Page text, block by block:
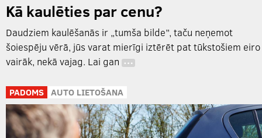
Kā kaulēties par cenu?
Daudziem kaulēšanās ir „tumša bilde”, taču neņemot
šoiespēju vērā, jūs varat mierīgi iztērēt pat tūkstošiem eiro
vairāk, nekā vajag. Lai gan …
PADOMS AUTO LIETOŠANA